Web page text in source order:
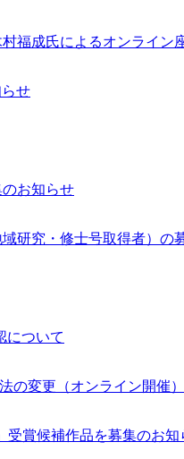
福成氏によるオンライン
らせ
お知らせ
研究・修士号取得者）の
について
の変更（オンライン開催
受賞候補作品を募集のお知